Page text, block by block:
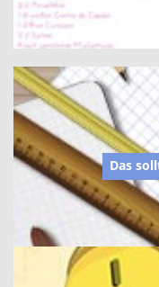
Das